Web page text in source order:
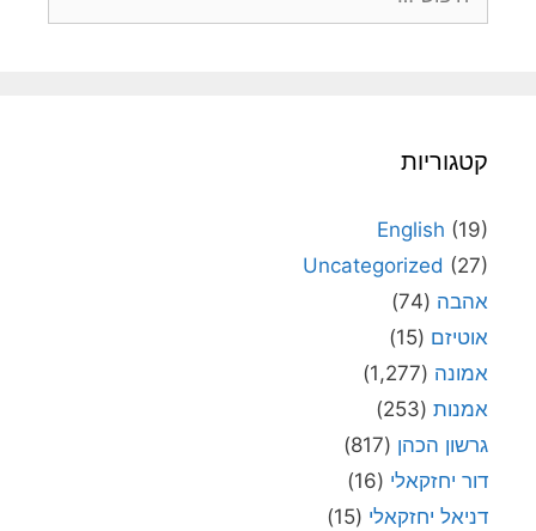
קטגוריות
English (19)
Uncategorized (27)
אהבה (74)
אוטיזם (15)
אמונה (1,277)
אמנות (253)
גרשון הכהן (817)
דור יחזקאלי (16)
דניאל יחזקאלי (15)